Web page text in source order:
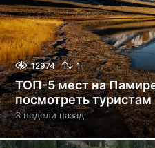
12974 1
ТОП-5 мест на
посмотреть туристам
3 недели назад3
е